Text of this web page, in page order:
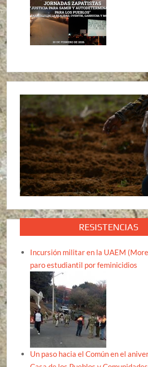
RESISTENCIAS
Incursión militar en la UAEM
paro estudiantil por feminicidios
Un paso hacia el Común en el